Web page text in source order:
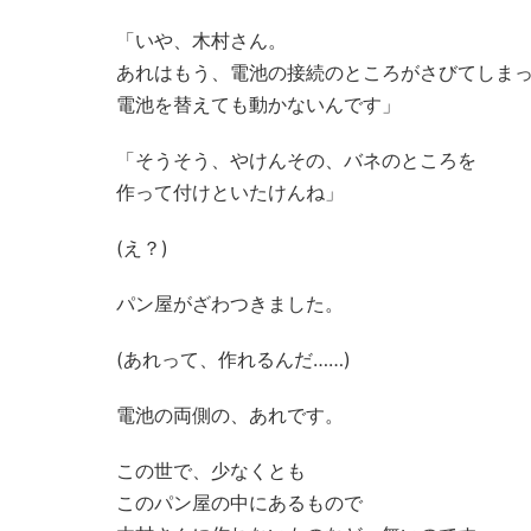
「いや、木村さん。
あれはもう、電池の接続のところがさびてしまっ
電池を替えても動かないんです」
「そうそう、やけんその、バネのところを
作って付けといたけんね」
(え？)
パン屋がざわつきました。
(あれって、作れるんだ……)
電池の両側の、あれです。
この世で、少なくとも
このパン屋の中にあるもので